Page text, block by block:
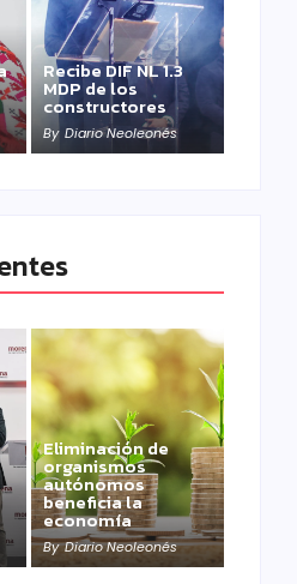
Recibe DIF NL 1.3
MDP de los
constructores
By Diario Neoleonés
Eliminación de
organismos
autónomos
beneficia la
economía
By Diario Neoleonés